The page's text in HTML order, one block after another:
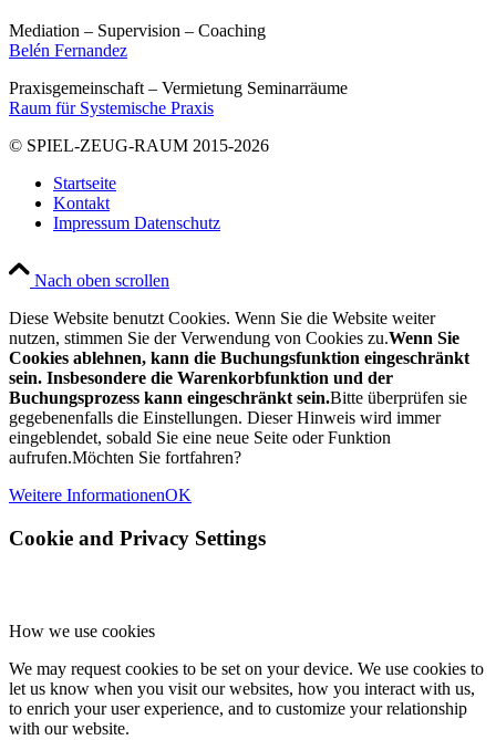
Mediation – Supervision – Coaching
Belén Fernandez
Praxisgemeinschaft – Vermietung Seminarräume
Raum für Systemische Praxis
© SPIEL-ZEUG-RAUM 2015-2026
Startseite
Kontakt
Impressum Datenschutz
Nach oben scrollen
Diese Website benutzt Cookies. Wenn Sie die Website weiter
nutzen, stimmen Sie der Verwendung von Cookies zu.Wenn Sie
Cookies ablehnen, kann die Buchungsfunktion eingeschränkt
sein. Insbesondere die Warenkorbfunktion und der
Buchungsprozess kann eingeschränkt sein.Bitte überprüfen sie
gegebenenfalls die Einstellungen. Dieser Hinweis wird immer
eingeblendet, sobald Sie eine neue Seite oder Funktion
aufrufen.Möchten Sie fortfahren?
Weitere InformationenOK
Cookie and Privacy Settings
How we use cookies
We may request cookies to be set on your device. We use cookies to
let us know when you visit our websites, how you interact with us,
to enrich your user experience, and to customize your relationship
with our website.